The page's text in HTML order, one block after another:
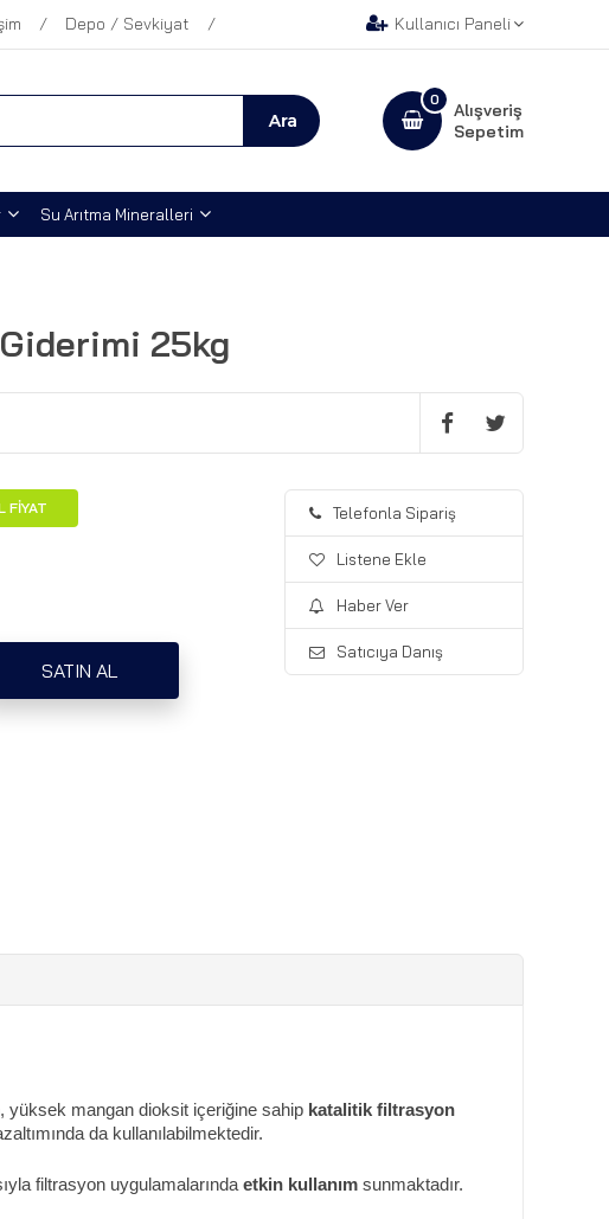
Depo / Sevkiyat Kullanıcı Paneli
Alışveriş
Sepetim
0
Su Arıtma Mineralleri
25kg
FİYAT Telefonla Sipariş
Listene Ekle
Haber Ver
Satıcıya Danış
yüksek mangan dioksit içeriğine sahip katalitik filtrasyon
da kullanılabilmektedir.
filtrasyon uygulamalarında etkin kullanım sunmaktadır.